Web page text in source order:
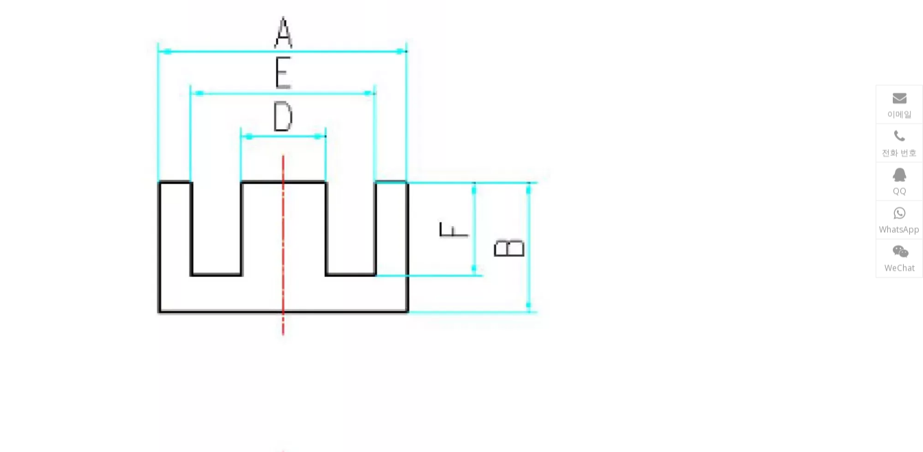
송전 산업에서 인덕터와 변압기는 안정적인 전력망
이메일
전화 번호
QQ
WhatsApp
WeChat